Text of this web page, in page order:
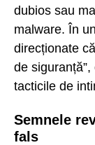
dubios sau
malware. În
direcționate
de
tacticile de
Semnele
fals